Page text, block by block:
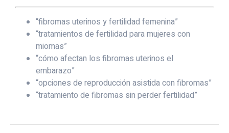
“fibromas uterinos y fertilidad femenina”
“tratamientos de fertilidad para mujeres con
miomas”
“cómo afectan los fibromas uterinos el
embarazo”
“opciones de reproducción asistida con fibromas”
“tratamiento de fibromas sin perder fertilidad”